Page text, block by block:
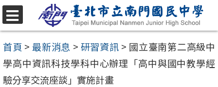
跳
至
主
要
內
選
單
首頁 > 最新消息 > 研習資訊 > 國立臺南第二高級中
學高中資訊科技學科中心辦理「高中與國中教學經
驗分享交流座談」實施計畫